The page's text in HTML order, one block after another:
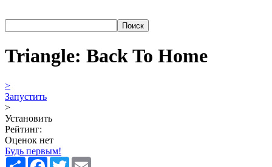
Triangle: Back To Home
>
Запустить
>
Установить
Рейтинг:
Оценок нет
Будь первым!
Share Facebook
Twitter